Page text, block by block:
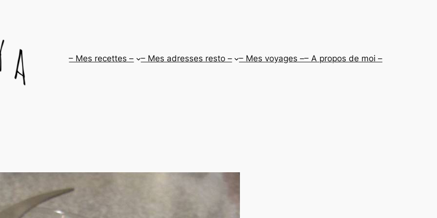
– Mes recettes – – Mes adresses resto – – Mes voyages –– A propos de moi –